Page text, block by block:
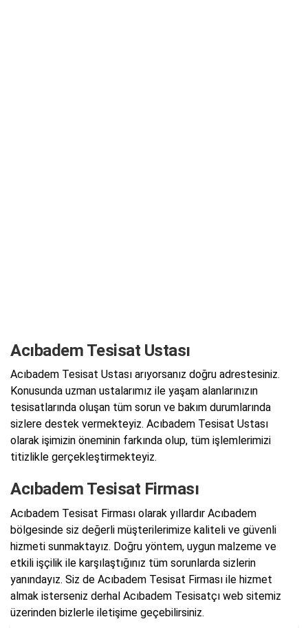
Acıbadem Tesisat Ustası
Acıbadem Tesisat Ustası arıyorsanız doğru adrestesiniz.
Konusunda uzman ustalarımız ile yaşam alanlarınızın
tesisatlarında oluşan tüm sorun ve bakım durumlarında
sizlere destek vermekteyiz. Acıbadem Tesisat Ustası
olarak işimizin öneminin farkında olup, tüm işlemlerimizi
titizlikle gerçekleştirmekteyiz.
Acıbadem Tesisat Firması
Acıbadem Tesisat Firması olarak yıllardır Acıbadem
bölgesinde siz değerli müşterilerimize kaliteli ve güvenli
hizmeti sunmaktayız. Doğru yöntem, uygun malzeme ve
etkili işçilik ile karşılaştığınız tüm sorunlarda sizlerin
yanındayız. Siz de Acıbadem Tesisat Firması ile hizmet
almak isterseniz derhal Acıbadem Tesisatçı web sitemiz
üzerinden bizlerle iletişime geçebilirsiniz.